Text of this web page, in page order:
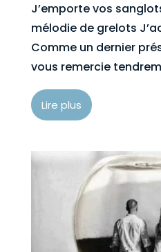
J’emporte vos
mélodie de grelots
Comme un dernier
vous remercie
Lire plus